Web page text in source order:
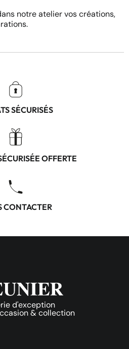
notre atelier vos créations,
SÉCURISÉS
OFFERTE
CONTACTER
d'exception
& collection